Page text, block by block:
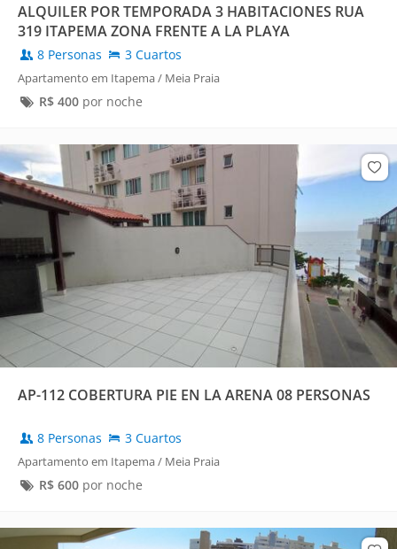
ALQUILER POR TEMPORADA 3 HABITACIONES RUA
319 ITAPEMA ZONA FRENTE A LA PLAYA
8 Personas 3 Cuartos
Apartamento em Itapema / Meia Praia
R$ 400por noche
AP-112 COBERTURA PIE EN LA ARENA 08 PERSONAS
8 Personas 3 Cuartos
Apartamento em Itapema / Meia Praia
R$ 600por noche